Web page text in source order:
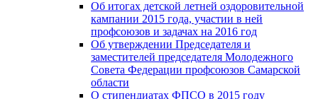
Об итогах детской летней оздоровительной
кампании 2015 года, участии в ней
профсоюзов и задачах на 2016 год
Об утверждении Председателя и
заместителей председателя Молодежного
Совета Федерации профсоюзов Самарской
области
О стипендиатах ФПСО в 2015 году